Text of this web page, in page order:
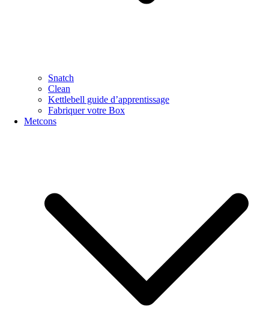
Snatch
Clean
Kettlebell guide d’apprentissage
Fabriquer votre Box
Metcons